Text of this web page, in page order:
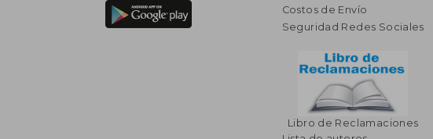
Costos de Envío
Seguridad Redes Sociales
Libro de Reclamaciones